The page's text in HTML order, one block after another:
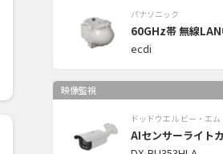
パナソニック
60GHz帯 無線
ecdi
映像監視
ドッドウエル ビー・エム
AIセンサーライト